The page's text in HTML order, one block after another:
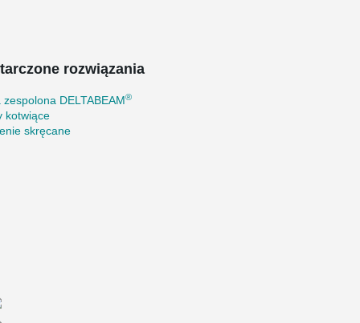
rozwiązania
zespolona DELTABEAM®
kotwiące
skręcane